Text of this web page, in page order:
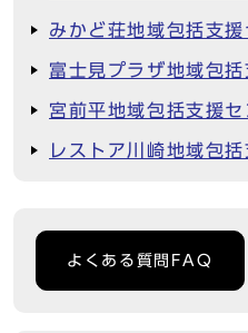
みかど荘地域包括支援
富士見プラザ地域包
宮前平地域包括支援セ
レストア川崎地域包
よくある質問FAQ